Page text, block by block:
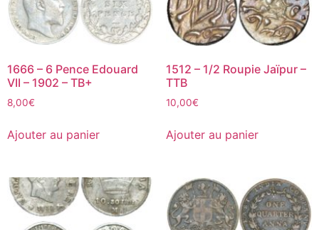
1666 – 6 Pence Edouard
VII – 1902 – TB+
8,00€
Ajouter au panier
1512 – 1/2 Roupie Jaïpur –
TTB
10,00€
Ajouter au panier